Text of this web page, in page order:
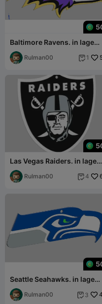
Baltimore Ravens. in lagen
om in kleur te kunnen
printenRulman00  1
Las Vegas Raiders. in lagen
om in kleuren te kunnen
printenRulman00  4
Seattle Seahawks. in lagen
om in kleuren te kunnen
printenRulman00  3 4